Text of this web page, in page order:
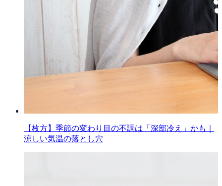
【枚方】季節の変わり目の不調は「深部冷え」かも｜
涼しい気温の落とし穴